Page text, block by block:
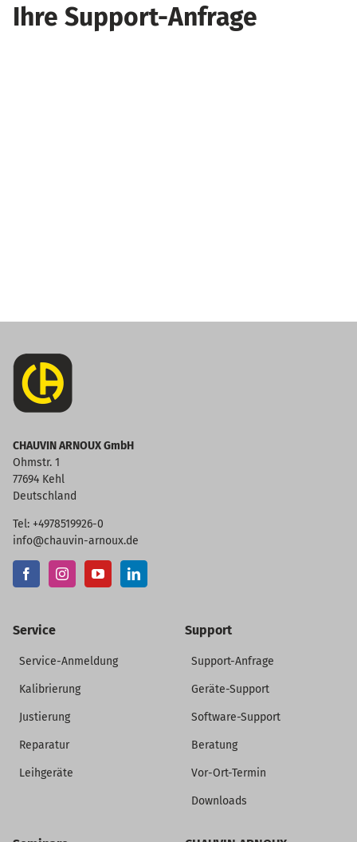
Ihre Support-Anfrage
CHAUVIN ARNOUX GmbH
Ohmstr. 1
77694 Kehl
Deutschland
Tel: +4978519926-0
info@chauvin-arnoux.de
Service
Service-Anmeldung
Kalibrierung
Justierung
Reparatur
Leihgeräte
Support
Support-Anfrage
Geräte-Support
Software-Support
Beratung
Vor-Ort-Termin
Downloads